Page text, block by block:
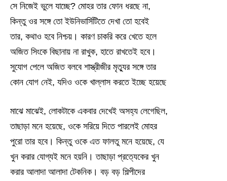
সে নিজেই ভুলে যাচ্ছে? মোহর তার ফোন ধরছে না,
কিন্তু ওর সঙ্গে তো ইউনিভার্সিটিতে দেখা তো হবেই
তার, কথাও হবে নিশ্চয়। কারণ চাকরি করে খেতে হলে
অজিত সিংকে বিছানায় না রাখুক, হাতে রাখতেই হবে।
সুযোগ পেলে অজিত বলবে শাস্ত্রীজীর মৃত্যুর সঙ্গে তার
কোন যোগ নেই, যদিও ওকে খাল্লাস করতে ইচ্ছে হয়েছে
মাঝে মাঝেই, লোকটাকে একবার দেখেই অসহ্য লেগেছিল,
তাছাড়া মনে হয়েছে, ওকে সরিয়ে দিতে পারলেই মোহর
পুরো তার হবে। কিন্তু ওকে এত ফালতু মনে হয়েছে, যে
খুন করার যোগ্যই মনে হয়নি। তাছাড়া প্রত্যেকের খুন
করার আলাদা আলাদা টেকনিক। বড় বড় শিল্পীদের